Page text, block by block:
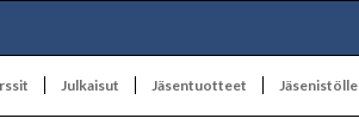
Julkaisut Jäsentuotteet Jäsenistölle